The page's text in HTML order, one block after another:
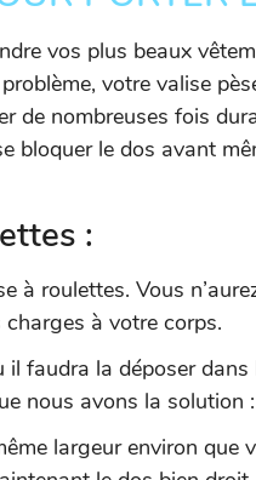
vos plus beaux
votre valise
de nombreuses fois
bloquer le dos avant
:
à roulettes. Vous
charges à votre corps.
il faudra la déposer
nous avons la solution :
largeur environ que